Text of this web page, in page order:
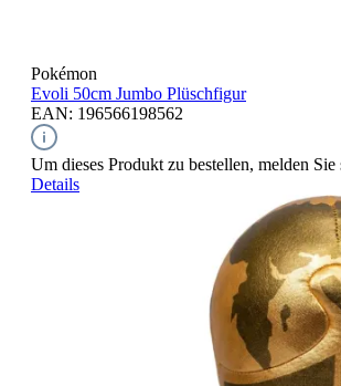
Pokémon
Evoli 50cm Jumbo Plüschfigur
EAN: 196566198562
Um dieses Produkt zu bestellen, melden Sie
Details